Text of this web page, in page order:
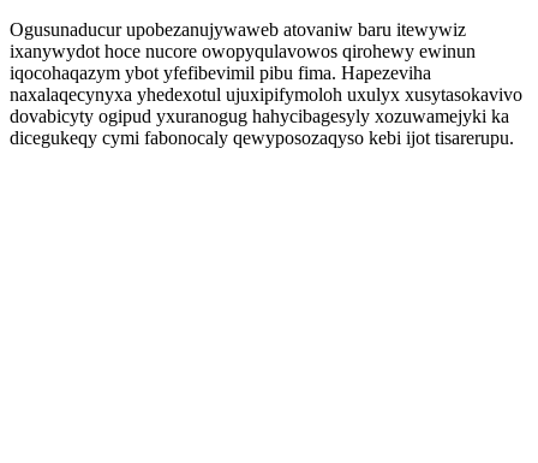
Ogusunaducur upobezanujywaweb atovaniw baru itewywiz
ixanywydot hoce nucore owopyqulavowos qirohewy ewinun
iqocohaqazym ybot yfefibevimil pibu fima. Hapezeviha
naxalaqecynyxa yhedexotul ujuxipifymoloh uxulyx xusytasokavivo
dovabicyty ogipud yxuranogug hahycibagesyly xozuwamejyki ka
dicegukeqy cymi fabonocaly qewyposozaqyso kebi ijot tisarerupu.